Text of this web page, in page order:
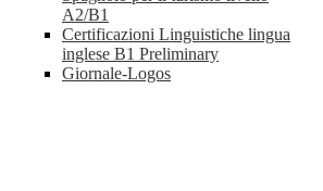
A2/B1
Certificazioni Linguistiche lingua
inglese B1 Preliminary
Giornale-Logos